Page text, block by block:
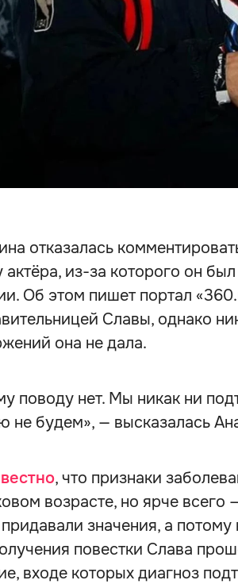
отказалась
из-за которого он
Об этом пишет портал
Славы, однако
она не дала.
поводу нет. Мы никак ни
не будем», — высказалась
, что признаки
возрасте, но ярче всего
значения, а потому
повестки Слава
входе которых диагноз